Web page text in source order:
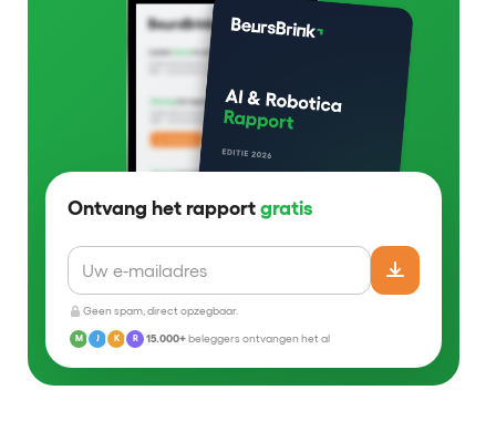
Ontvang het rapport gratis
Geen spam, direct opzegbaar.
M J K R 15.000+beleggers ontvangen het al